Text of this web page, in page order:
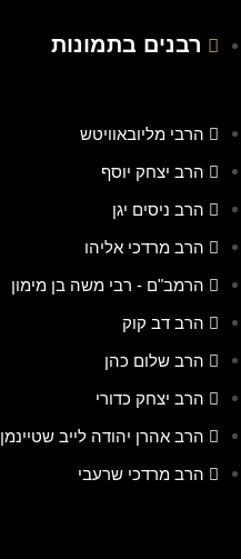
רבנים בתמונות
הרבי מליובאוויטש
הרב יצחק יוסף
הרב ניסים יגן
הרב מרדכי אליהו
הרמב"ם - רבי משה בן מימון
הרב דב קוק
הרב שלום כהן
הרב יצחק כדורי
הרב אהרן יהודה לייב שטיינמן
הרב מרדכי שרעבי